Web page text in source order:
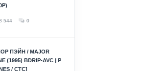
544 0
ПЭЙН / MAJOR
(1995) BDRIP-AVC | P
/ СТС]